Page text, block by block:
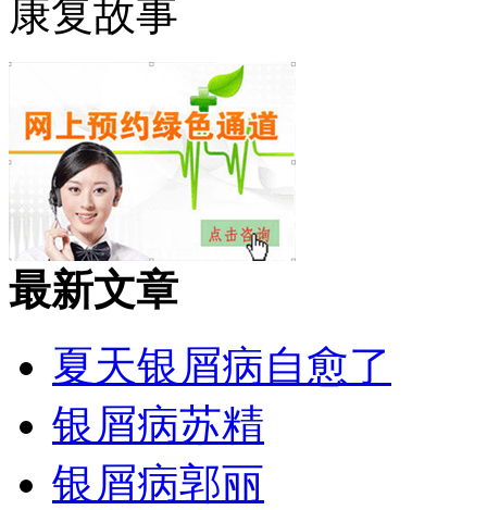
康复故事
最新文章
夏天银屑病自愈了
银屑病苏精
银屑病郭丽